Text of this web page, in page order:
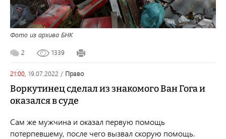
Фото из архива БНК
2 1339
21:00, 19.07.2022 / право
Воркутинец сделал из знакомого Ван Гога и
оказался в суде
Сам же мужчина и оказал первую помощь
потерпевшему, после чего вызвал скорую помощь.